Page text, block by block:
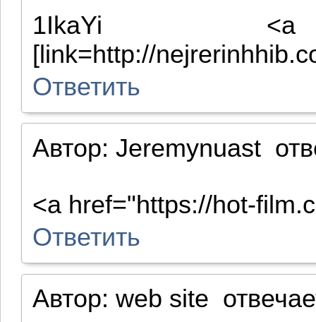
1IkaYi <a
[link=http://
Ответить
Автор: Jeremynuast
<a href="https://hot-
Ответить
Автор: web site